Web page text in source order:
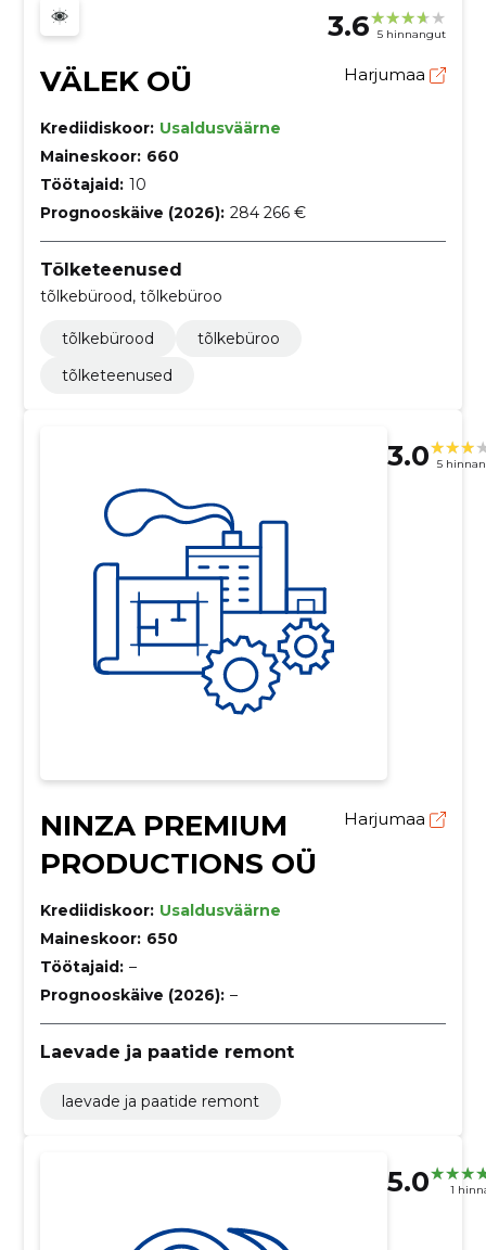
3.6 5 hinnangut
VÄLEK OÜ Harjumaa
Krediidiskoor: Usaldusväärne
Maineskoor: 660
Töötajaid: 10
Prognooskäive (2026): 284 266 €
Tõlketeenused
tõlkebürood, tõlkebüroo
tõlkebürood
tõlkebüroo
tõlketeenused
3.0 5
NINZA PREMIUM
PRODUCTIONS OÜ
Harjumaa
Krediidiskoor: Usaldusväärne
Maineskoor: 650
Töötajaid: –
Prognooskäive (2026): –
Laevade ja paatide remont
laevade ja paatide remont
5.0 1